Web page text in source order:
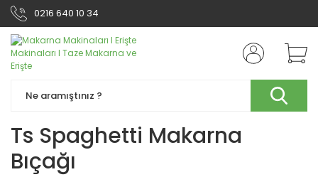
0216 640 10 34
Ts Spaghetti Makarna
Bıçağı